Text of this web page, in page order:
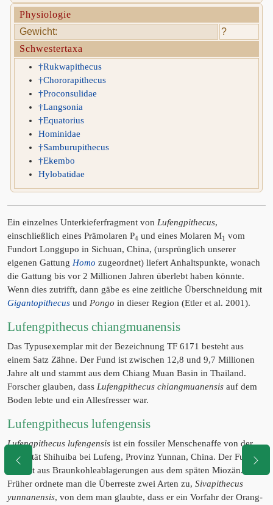
Physiologie
Gewicht:
?
Schwestertaxa
†Rukwapithecus
†Chororapithecus
†Proconsulidae
†Langsonia
†Equatorius
Hominidae
†Samburupithecus
†Ekembo
Hylobatidae
Ein einzelnes Unterkieferfragment von Lufengpithecus,
einschließlich eines Prämolaren P4 und eines Molaren M1 vom
Fundort Longgupo in Sichuan, China, (ursprünglich unserer
eigenen Gattung Homo zugeordnet) liefert Anhaltspunkte, wonach
die Gattung bis vor 2 Millionen Jahren überlebt haben könnte.
Wenn dies zutrifft, dann gäbe es eine zeitliche Überschneidung mit
Gigantopithecus und Pongo in dieser Region (Etler et al. 2001).
Lufengpithecus chiangmuanensis
Das Typusexemplar mit der Bezeichnung TF 6171 besteht aus
einem Satz Zähne. Der Fund ist zwischen 12,8 und 9,7 Millionen
Jahre alt und stammt aus dem Chiang Muan Basin in Thailand.
Forscher glauben, dass Lufengpithecus chiangmuanensis auf dem
Boden lebte und ein Allesfresser war.
Lufengpithecus lufengensis
Lufengpithecus lufengensis ist ein fossiler Menschenaffe von der
Lokalität Shihuiba bei Lufeng, Provinz Yunnan, China. Der Fund
stammt aus Braunkohleablagerungen aus dem späten Miozän.
Früher ordnete man die Überreste zwei Arten zu, Sivapithecus
yunnanensis, von dem man glaubte, dass er ein Vorfahr der Orang-